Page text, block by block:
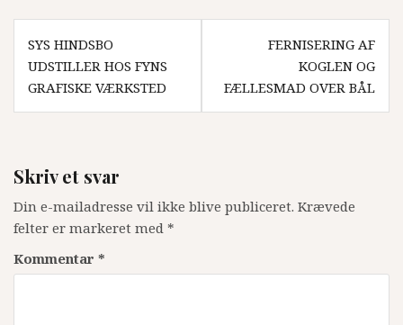
Indlægsnavigation
SYS HINDSBO
UDSTILLER HOS FYNS
GRAFISKE VÆRKSTED
FERNISERING AF
KOGLEN OG
FÆLLESMAD OVER BÅL
Skriv et svar
Din e-mailadresse vil ikke blive publiceret. Krævede
felter er markeret med *
Kommentar *